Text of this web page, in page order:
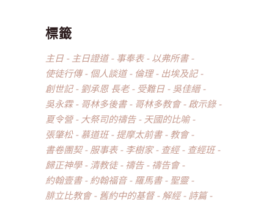
標籤
主日 主日證道 事奉表
以弗所書
使徒行傳
個人談道 倫理
出埃及記
創世記
劉承恩 長老 受難日
吳佳縉
吳永霖
哥林多後書 哥林多教會
啟示錄
夏令營
大祭司的禱告
天國的比喻
張肇松
慕道班 提摩太前書
教會
書卷團契
服事表 李樹家 查經
查經班
歸正神學
清教徒 禱告
禱告會
約翰壹書
約翰福音 羅馬書
聖靈
腓立比教會
舊約中的基督 解經
詩篇